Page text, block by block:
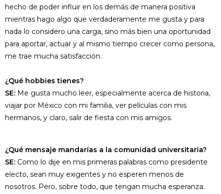
hecho de poder influir en los demás de manera positiva
mientras hago algo que verdaderamente me gusta y para
nada lo considero una carga, sino más bien una oportunidad
para aportar, actuar y al mismo tiempo crecer como persona,
me trae mucha satisfacción.
¿Qué hobbies tienes?
SE: Me gusta mucho leer, especialmente acerca de historia,
viajar por México con mi familia, ver películas con mis
hermanos, y claro, salir de fiesta con mis amigos.
¿Qué mensaje mandarías a la comunidad universitaria?
SE: Como lo dije en mis primeras palabras como presidente
electo, sean muy exigentes y no esperen menos de
nosotros. Pero, sobre todo, que tengan mucha esperanza.